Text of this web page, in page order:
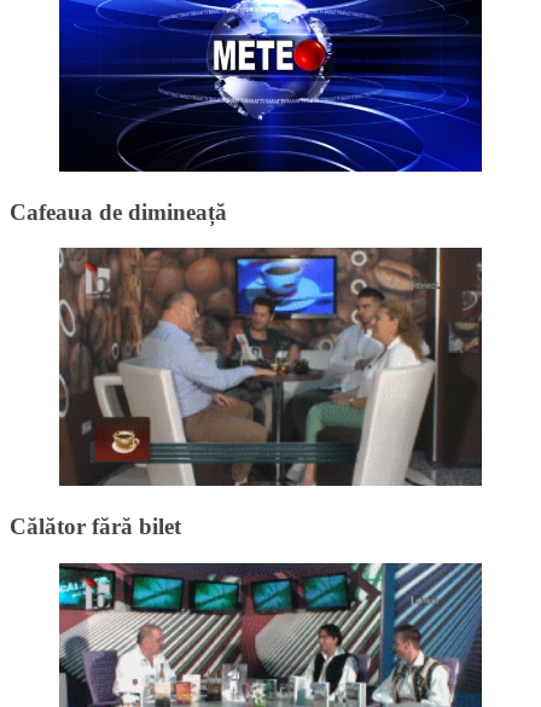
Cafeaua de dimineață
Călător fără bilet